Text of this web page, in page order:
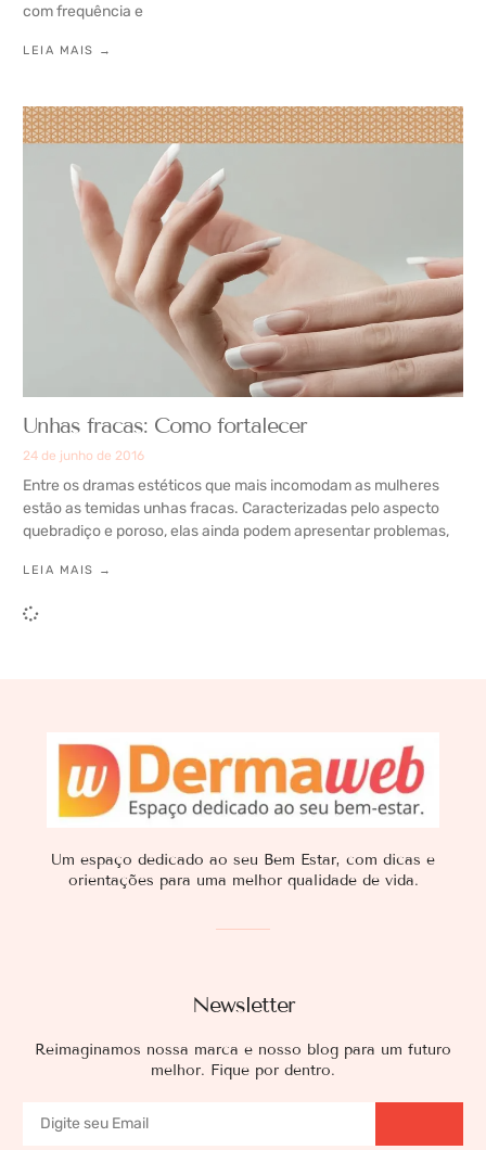
com frequência e
LEIA MAIS →
Unhas fracas: Como fortalecer
24 de junho de 2016
Entre os dramas estéticos que mais incomodam as mulheres
estão as temidas unhas fracas. Caracterizadas pelo aspecto
quebradiço e poroso, elas ainda podem apresentar problemas,
LEIA MAIS →
Newsletter
Reimaginamos nossa marca e nosso blog para um futuro
melhor. Fique por dentro.
Um espaço dedicado ao seu Bem Estar, com dicas e
orientações para uma melhor qualidade de vida.